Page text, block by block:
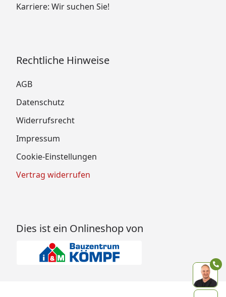
Karriere: Wir suchen Sie!
Rechtliche Hinweise
AGB
Datenschutz
Widerrufsrecht
Impressum
Cookie-Einstellungen
Vertrag widerrufen
Dies ist ein Onlineshop von